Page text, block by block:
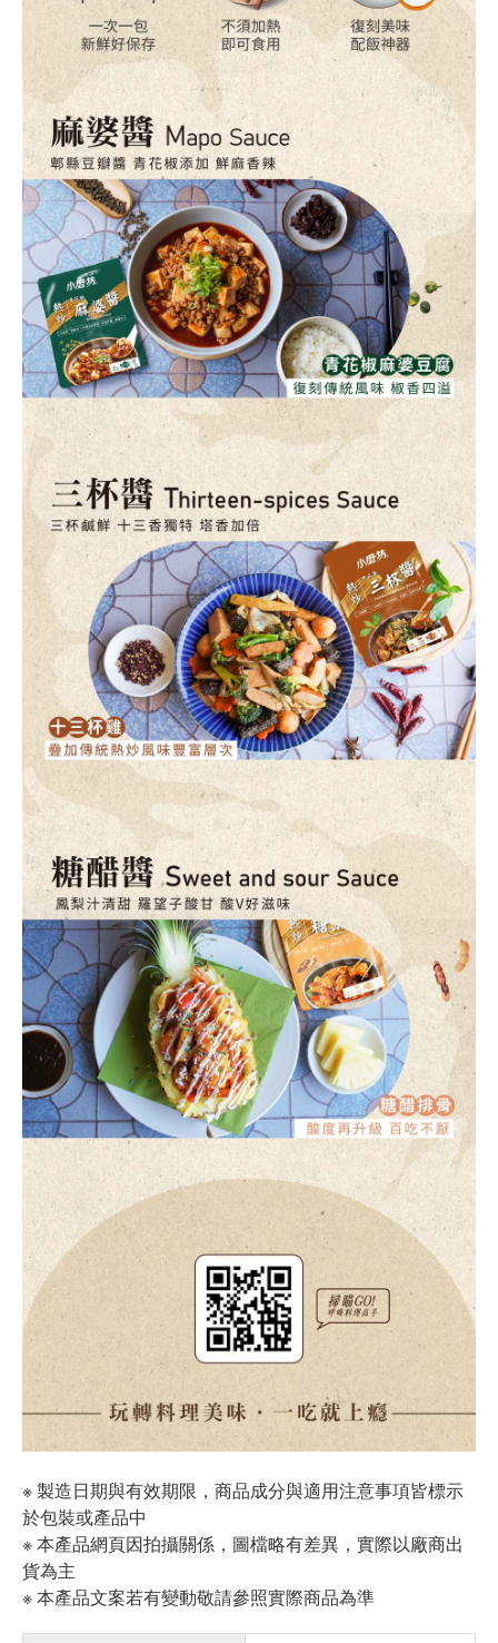
※ 製造日期與有效期限，商品成分與適用注意事項皆標示
於包裝或產品中
※ 本產品網頁因拍攝關係，圖檔略有差異，實際以廠商出
貨為主
※ 本產品文案若有變動敬請參照實際商品為準